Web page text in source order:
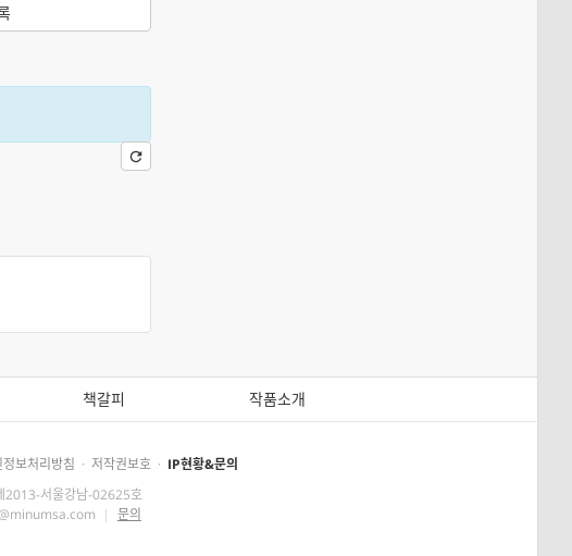
책갈피 작품소개
정보처리방침 · 저작권보호 · IP현황&문의
2013-서울강남-02625호
| 문의